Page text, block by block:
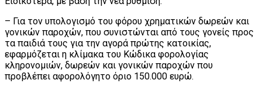
– Για τον υπολογισμό του φόρου χρηματικών δωρεών και
γονικών παροχών, που συνιστώνται από τους γονείς προς
τα παιδιά τους για την αγορά πρώτης κατοικίας,
εφαρμόζεται η κλίμακα του Κώδικα φορολογίας
κληρονομιών, δωρεών και γονικών παροχών που
προβλέπει αφορολόγητο όριο 150.000 ευρώ.